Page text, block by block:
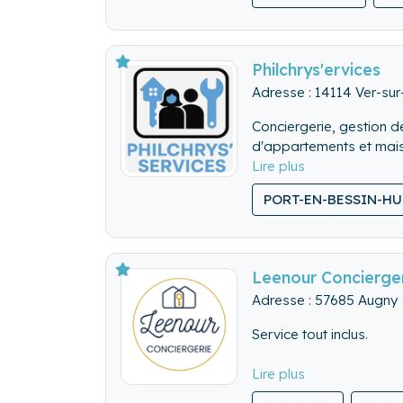
Nous vous proposons
clients, en passant par
réparations mais aussi
N’hésitez pas à nous
Philchrys'ervices
Adresse : 14114 Ver-
Conciergerie, gestion
d'appartements et
PORT-EN-BESSIN-
Leenour
Adresse : 57685 Augny
Service tout inclus.